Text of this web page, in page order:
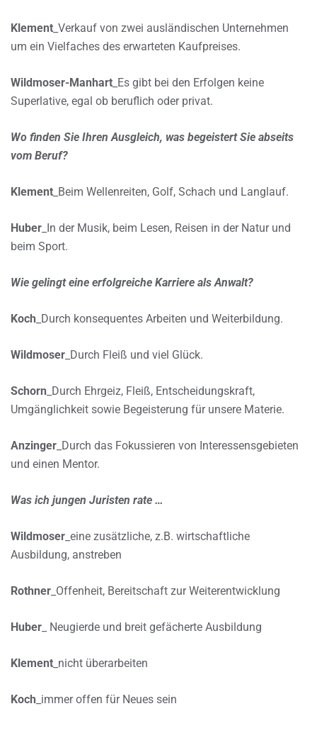
Klement _Verkauf von zwei ausländischen Unternehmen
um ein Vielfaches des erwarteten Kaufpreises.
Wildmoser-Manhart _Es gibt bei den Erfolgen keine
Superlative, egal ob beruflich oder privat.
Wo finden Sie Ihren Ausgleich, was begeistert Sie abseits
vom Beruf?
Klement _Beim Wellenreiten, Golf, Schach und Langlauf.
Huber _In der Musik, beim Lesen, Reisen in der Natur und
beim Sport.
Wie gelingt eine erfolgreiche Karriere als Anwalt?
Koch _Durch konsequentes Arbeiten und Weiterbildung.
Wildmoser _Durch Fleiß und viel Glück.
Schorn _Durch Ehrgeiz, Fleiß, Entscheidungskraft,
Umgänglichkeit sowie Begeisterung für unsere Materie.
Anzinger _Durch das Fokussieren von Interessensgebieten
und einen Mentor.
Was ich jungen Juristen rate …
Wildmoser _eine zusätzliche, z.B. wirtschaftliche
Ausbildung, anstreben
Rothner _Offenheit, Bereitschaft zur Weiterentwicklung
Huber _ Neugierde und breit gefächerte Ausbildung
Klement _nicht überarbeiten
Koch _immer offen für Neues sein